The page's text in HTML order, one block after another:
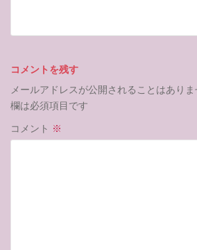
コメントを残す
メールアドレスが公開されることはありま
欄は必須項目です
コメント ※